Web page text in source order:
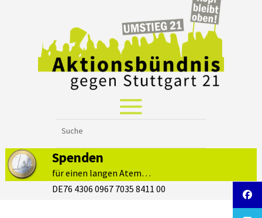
Spenden
für einen langen Atem…
DE76 4306 0967 7035 8411 00